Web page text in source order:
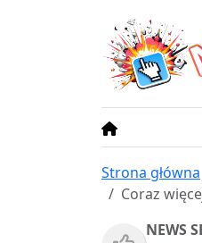
Strona główna
Coraz
NEWS